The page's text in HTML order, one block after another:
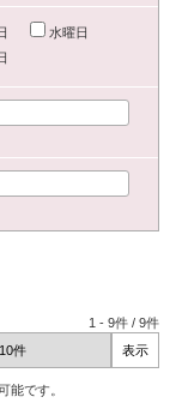
水曜日
1 -9件 /9件
能です。